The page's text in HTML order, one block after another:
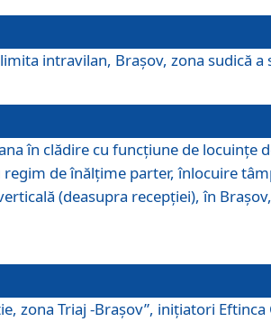
intravilan, Braşov, zona sudică
în clădire cu funcţiune de
de înălţime parter, înlocuire
(deasupra recepţiei), în
zona Triaj -Braşov”, iniţiatori Eftinca